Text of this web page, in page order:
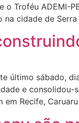
o Troféu ADEMI-
na cidade de
último sábado,
e
em Recife,